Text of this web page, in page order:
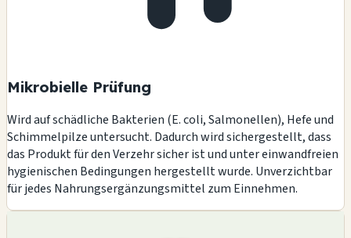
Mikrobielle Prüfung
Wird auf schädliche Bakterien (E. coli, Salmonellen), Hefe und
Schimmelpilze untersucht. Dadurch wird sichergestellt, dass
das Produkt für den Verzehr sicher ist und unter einwandfreien
hygienischen Bedingungen hergestellt wurde. Unverzichtbar
für jedes Nahrungsergänzungsmittel zum Einnehmen.